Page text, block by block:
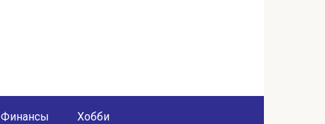
Финансы Хобби